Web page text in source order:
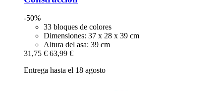
-50%
33 bloques de colores
Dimensiones: 37 x 28 x 39 cm
Altura del asa: 39 cm
31,75 € 63,99 €
Entrega hasta el 18 agosto